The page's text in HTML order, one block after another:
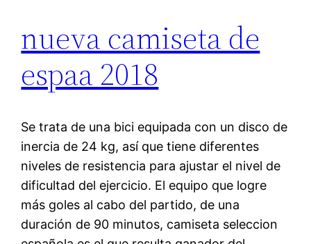
nueva camiseta de
espaa 2018
Se trata de una bici equipada con un disco de
inercia de 24 kg, así que tiene diferentes
niveles de resistencia para ajustar el nivel de
dificultad del ejercicio. El equipo que logre
más goles al cabo del partido, de una
duración de 90 minutos, camiseta seleccion